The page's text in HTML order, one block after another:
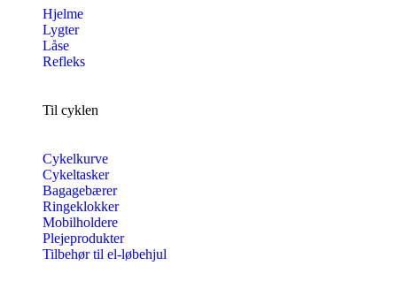
Hjelme
Lygter
Låse
Refleks
Til cyklen
Cykelkurve
Cykeltasker
Bagagebærer
Ringeklokker
Mobilholdere
Plejeprodukter
Tilbehør til el-løbehjul